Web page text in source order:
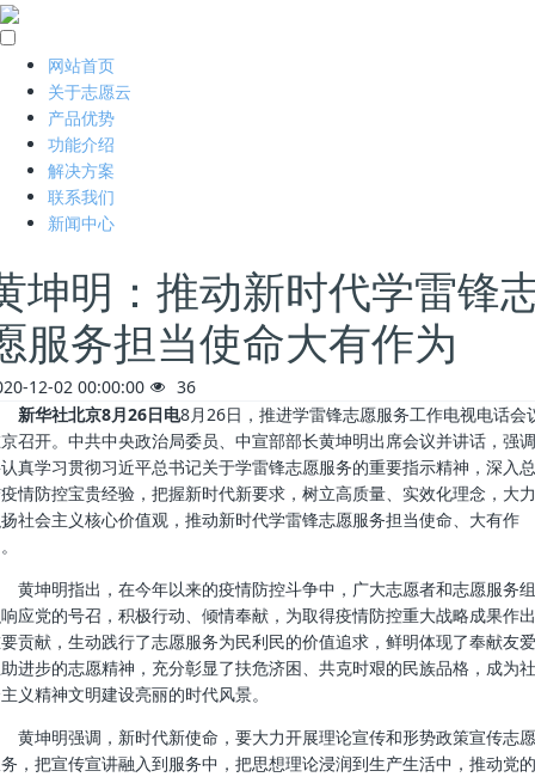
网站首页
关于志愿云
产品优势
功能介绍
解决方案
联系我们
新闻中心
坤明：推动新时代学雷锋
服务担当使命大有作为
12-02 00:00:00
36
新华社北京8月26日电8月26日，推进学雷锋志愿服务工作电视电话会
召开。中共中央政治局委员、中宣部部长黄坤明出席会议并讲话，强调
真学习贯彻习近平总书记关于学雷锋志愿服务的重要指示精神，深入总
情防控宝贵经验，把握新时代新要求，树立高质量、实效化理念，大力
社会主义核心价值观，推动新时代学雷锋志愿服务担当使命、大有作
明指出，在今年以来的疫情防控斗争中，广大志愿者和志愿服务组
应党的号召，积极行动、倾情奉献，为取得疫情防控重大战略成果作出
贡献，生动践行了志愿服务为民利民的价值追求，鲜明体现了奉献友爱
进步的志愿精神，充分彰显了扶危济困、共克时艰的民族品格，成为社
义精神文明建设亮丽的时代风景。
明强调，新时代新使命，要大力开展理论宣传和形势政策宣传志愿
，把宣传宣讲融入到服务中，把思想理论浸润到生产生活中，推动党的